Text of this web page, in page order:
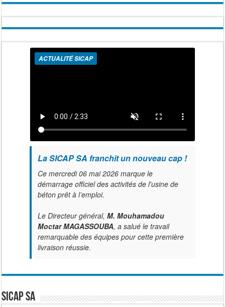
ACTUALITÉ SICAP
La SICAP SA franchit un nouveau cap !
Ce mercredi 06 mai 2026 marque le
démarrage officiel des activités de l'usine de
béton prêt à l’emploi.
Le Directeur général, M. Mouhamadou
Moctar MAGASSOUBA, a salué le travail
remarquable des équipes pour cette première
livraison réussie.
SICAP SA